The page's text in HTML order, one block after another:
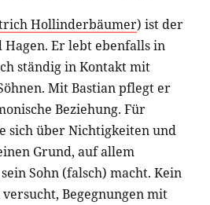
Hollinderbäumer) ist der
Hagen. Er lebt ebenfalls in
ständig in Kontakt mit
Mit Bastian pflegt er
Beziehung. Für
sich über Nichtigkeiten und
Grund, auf allem
Sohn (falsch) macht. Kein
Begegnungen mit